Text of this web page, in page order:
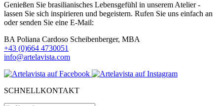
Genießen Sie brasilianisches Lebensgefühl in unserem Atelier -
lassen Sie sich inspirieren und begeistern. Rufen Sie uns einfach an
oder senden Sie eine E-Mail:
BA Poliana Cardoso Scheibenberger, MBA
+43 (0)664 4730051
info@artelavista.com
SCHNELLKONTAKT